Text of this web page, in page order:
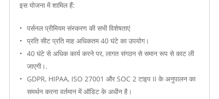
इस योजना में शामिल हैं:
पर्सनल प्रीमियम संस्करण की सभी विशेषताएं
प्रति सीट प्रति माह अधिकतम 40 घंटे का उपयोग।
40 घंटे से अधिक कार्य करने पर, लागत संगठन से समान रूप से काट ली
जाएगी।.
GDPR, HIPAA, ISO 27001 और SOC 2 टाइप II के अनुपालन का
समर्थन करना वर्तमान में ऑडिट के अधीन है।